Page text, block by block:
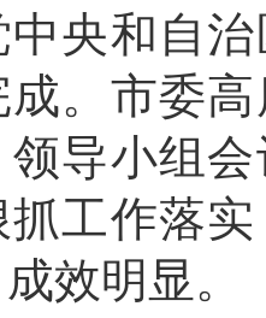
央和自
成。市委
领导小组
工作落
效明显。